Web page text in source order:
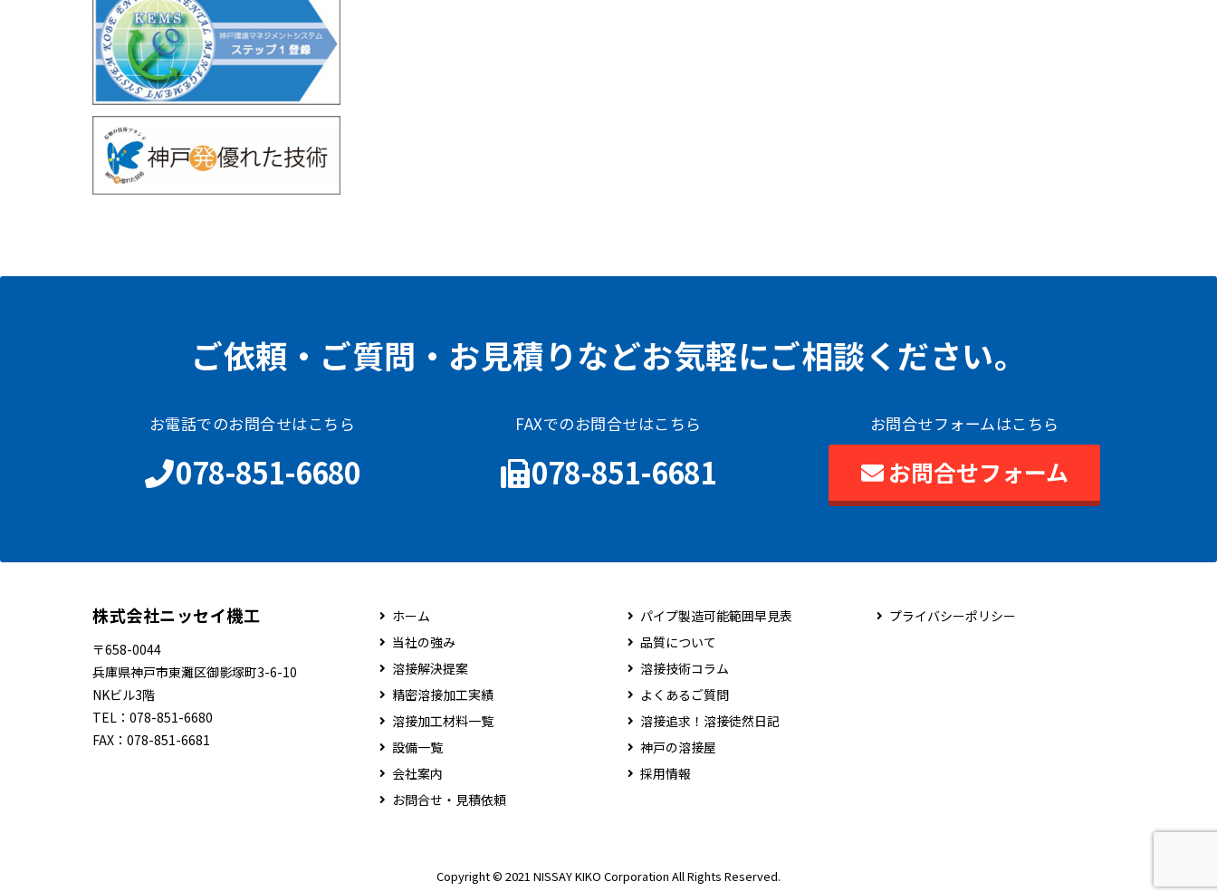
ご依頼・ご質問・お見積りなどお気軽にご相談ください。
お電話でのお問合せはこちら
078-851-6680
FAXでのお問合せはこちら
078-851-6681
お問合せフォームはこちら
お問合せフォーム
株式会社ニッセイ機工
〒658-0044
兵庫県神戸市東灘区御影塚町3-6-10
NKビル3階
TEL： 078-851-6680
FAX： 078-851-6681
ホーム
当社の強み
溶接解決提案
精密溶接加工実績
溶接加工材料一覧
設備一覧
会社案内
お問合せ・見積依頼
パイプ製造可能範囲早見表
品質について
溶接技術コラム
よくあるご質問
溶接追求！溶接徒然日記
神戸の溶接屋
採用情報
プライバシーポリシー
Copyright © 2021 NISSAY KIKO Corporation All Rights Reserved.